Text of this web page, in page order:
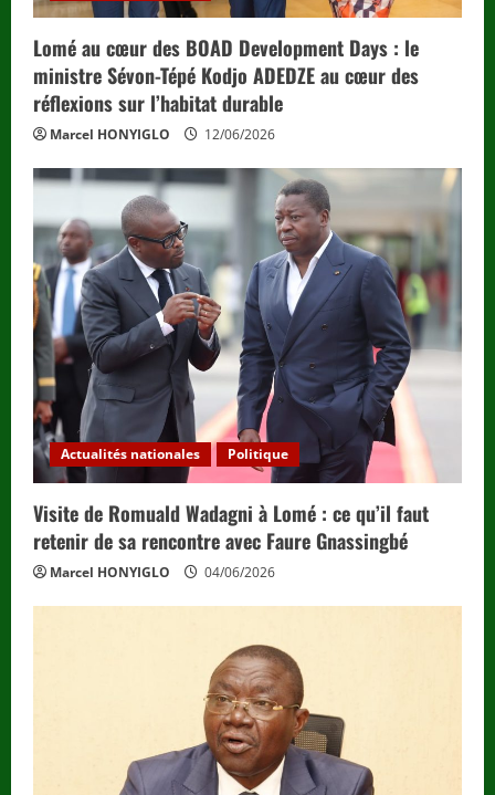
Lomé au cœur des BOAD Development Days : le
ministre Sévon-Tépé Kodjo ADEDZE au cœur des
réflexions sur l’habitat durable
Marcel HONYIGLO 12/06/2026
Actualités nationales Politique
Visite de Romuald Wadagni à Lomé : ce qu’il faut
retenir de sa rencontre avec Faure Gnassingbé
Marcel HONYIGLO 04/06/2026